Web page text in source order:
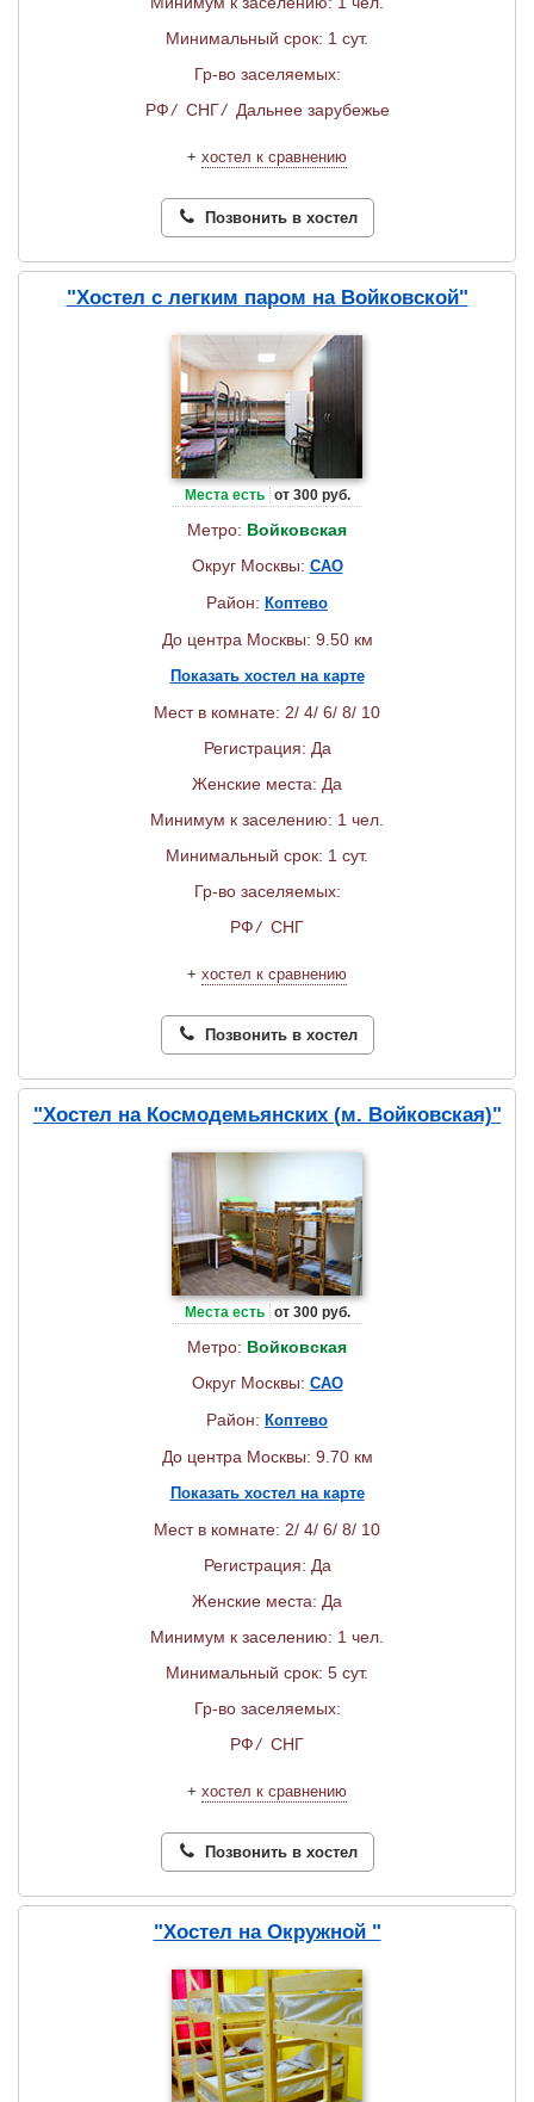
Минимальный срок: 1 сут.
Гр-во заселяемых:
РФ/ СНГ/ Дальнее зарубежье
+ хостел к сравнению
Позвонить в хостел
"Хостел с легким паром на Войковской"
Места есть от 300 руб.
Метро: Войковская
Округ Москвы: САО
Район: Коптево
До центра Москвы: 9.50 км
Показать хостел на карте
Мест в комнате: 2/ 4/ 6/ 8/ 10
Регистрация: Да
Женские места: Да
Минимум к заселению: 1 чел.
Минимальный срок: 1 сут.
Гр-во заселяемых:
РФ/ СНГ
+ хостел к сравнению
Позвонить в хостел
"Хостел на Космодемьянских (м. Войковская)"
Места есть от 300 руб.
Метро: Войковская
Округ Москвы: САО
Район: Коптево
До центра Москвы: 9.70 км
Показать хостел на карте
Мест в комнате: 2/ 4/ 6/ 8/ 10
Регистрация: Да
Женские места: Да
Минимум к заселению: 1 чел.
Минимальный срок: 5 сут.
Гр-во заселяемых:
РФ/ СНГ
+ хостел к сравнению
Позвонить в хостел
"Хостел на Окружной "